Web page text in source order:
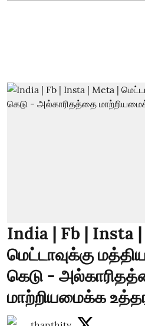
India | Fb | Insta
மெட்டாவுக்கு
கெடு -
மாற்றியமைக்க